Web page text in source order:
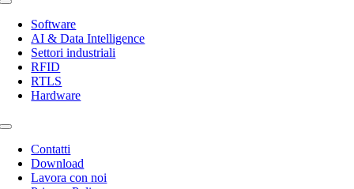
Toggle
NavigationSoftware
AI & Data Intelligence
Settori industriali
RFID
RTLS
Hardware
Toggle
Navigation
Contatti
Download
Lavora con noi